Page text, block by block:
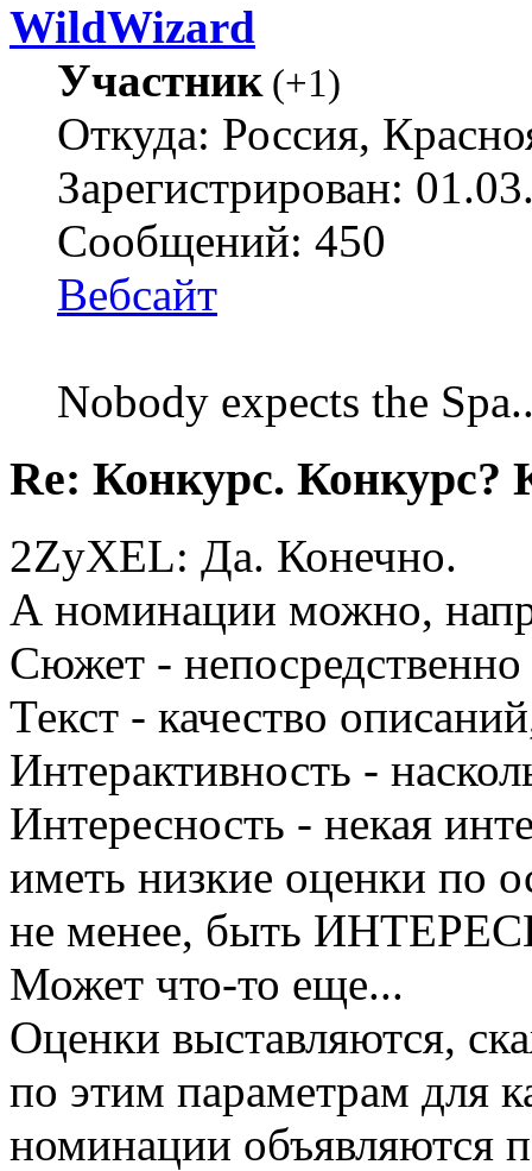
WildWizard
Участник(+1)
Откуда: Россия,
Зарегистрирован:
Сообщений: 450
Вебсайт
Nobody expects the
Re: Конкурс. Конкурс?
2ZyXEL: Да. Конечно.
А номинации можно,
Сюжет -
Текст - качество
Интерактивность -
Интересность - некая
иметь низкие оценки по
не менее, быть
Может что-то еще...
Оценки выставляются,
по этим параметрам для
номинации объявляются